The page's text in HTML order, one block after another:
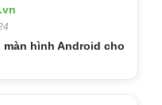
màn hình Android cho